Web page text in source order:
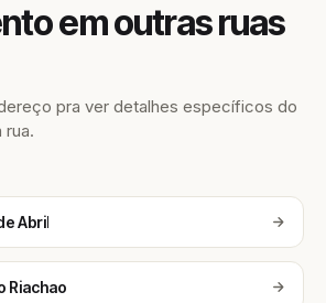
em outras ruas
pra ver detalhes específicos do
rua.
Abril
Riachao